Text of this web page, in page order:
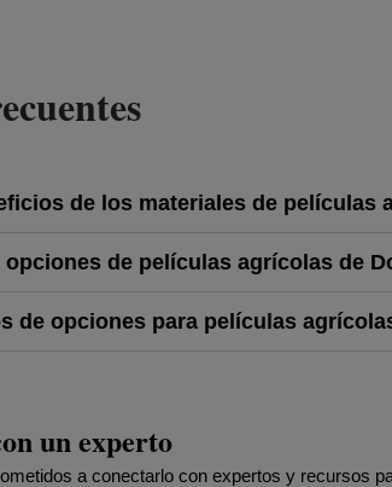
de los materiales de películas
de películas agrícolas de
de opciones para películas
un experto
a conectarlo con expertos y recursos